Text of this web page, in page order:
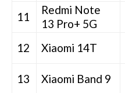
11
Redmi Note
13 Pro+ 5G
12
Xiaomi 14T
13
Xiaomi Band 9